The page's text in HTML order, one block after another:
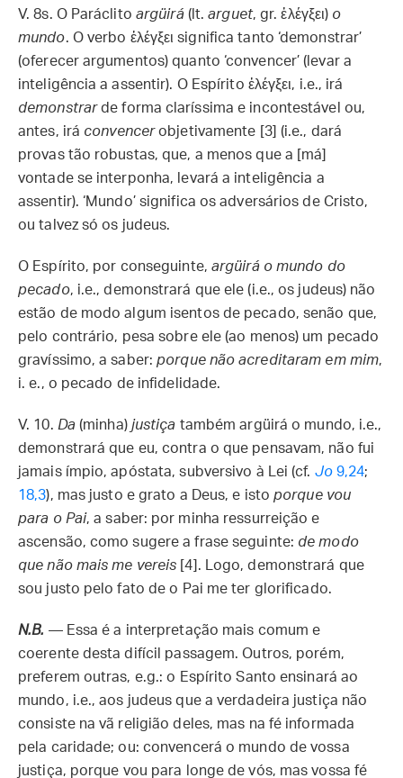
V. 8s. O Paráclito argüirá(lt.arguet, gr. ἐλέγξει) o
mundo. O verbo ἐλέγξει significa tanto ‘demonstrar’
(oferecer argumentos) quanto ‘convencer’ (levar a
inteligência a assentir). O Espírito ἐλέγξει, i.e., irá
demonstrarde forma claríssima e incontestável ou,
antes, irá convencerobjetivamente [3] (i.e., dará
provas tão robustas, que, a menos que a [má]
vontade se interponha, levará a inteligência a
assentir). ‘Mundo’ significa os adversários de Cristo,
ou talvez só os judeus.
O Espírito, por conseguinte, argüirá o mundo do
pecado, i.e., demonstrará que ele (i.e., os judeus) não
estão de modo algum isentos de pecado, senão que,
pelo contrário, pesa sobre ele (ao menos) um pecado
gravíssimo, a saber: porque não acreditaram em mim,
i. e., o pecado de infidelidade.
V. 10. Da(minha) justiça também argüirá o mundo, i.e.,
demonstrará que eu, contra o que pensavam, não fui
jamais ímpio, apóstata, subversivo à Lei (cf. Jo9,24;
18,3), mas justo e grato a Deus, e istoporque vou
para o Pai, a saber: por minha ressurreição e
ascensão, como sugere a frase seguinte: de modo
que não mais me vereis [4]. Logo, demonstrará que
sou justo pelo fato de o Pai me ter glorificado.
N.B. — Essa é a interpretação mais comum e
coerente desta difícil passagem. Outros, porém,
preferem outras, e.g.: o Espírito Santo ensinará ao
mundo, i.e., aos judeus que a verdadeira justiça não
consiste na vã religião deles, mas na fé informada
pela caridade; ou: convencerá o mundo de vossa
justiça, porque vou para longe de vós, mas vossa fé